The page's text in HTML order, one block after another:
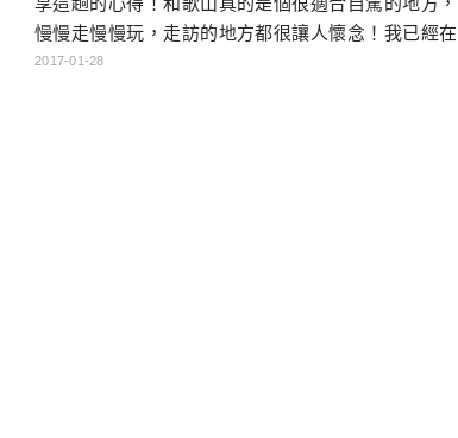
慢慢走慢慢玩，走訪的地方都很讓人懷念！我已經在
期待下趟的自駕旅行了！ 直播影片…
2017-01-28